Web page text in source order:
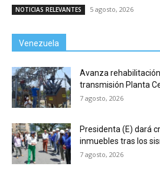
NOTICIAS RELEVANTES 5 agosto, 2026
Venezuela
Avanza
transmisión Planta
7 agosto, 2026
Presidenta (E) dará
inmuebles tras los
7 agosto, 2026